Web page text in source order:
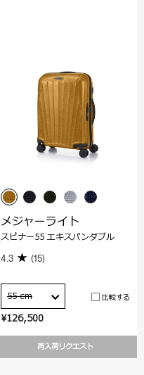
¥126,500
再入荷リクエスト
メジャーライト
スピナー55 エキスパンダブル
4.3 (15)
55 cm 比較する